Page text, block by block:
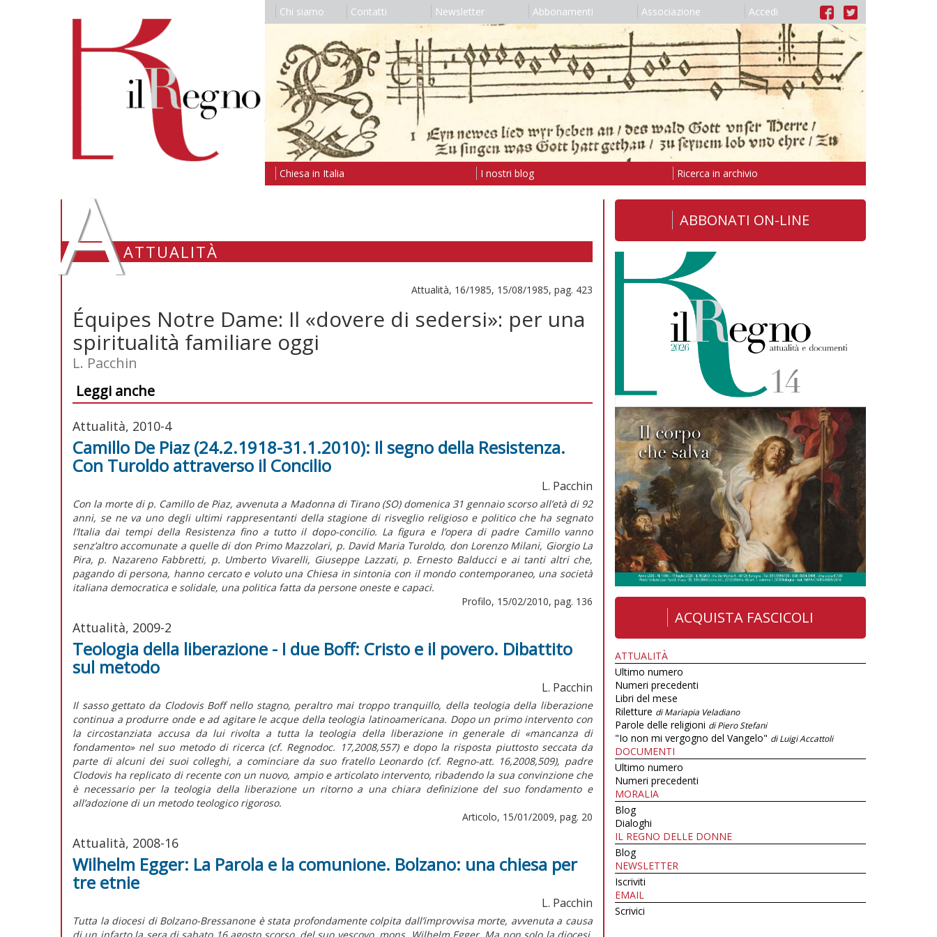
Chi siamo Contatti Newsletter Abbonamenti Associazione Accedi
Chiesa in Italia I nostri blog Ricerca in archivio
AATTUALITÀ
Attualità, 16/1985, 15/08/1985, pag. 423
Équipes Notre Dame: Il «dovere di sedersi»: per una
spiritualità familiare oggi
L. Pacchin
Leggi anche
Attualità, 2010-4
Camillo De Piaz (24.2.1918-31.1.2010): Il segno della Resistenza.
Con Turoldo attraverso il Concilio
L. Pacchin
Con la morte di p. Camillo de Piaz, avvenuta a Madonna di Tirano (SO) domenica 31 gennaio scorso all’età di 92
anni, se ne va uno degli ultimi rappresentanti della stagione di risveglio religioso e politico che ha segnato
l’Italia dai tempi della Resistenza fino a tutto il dopo-concilio. La figura e l’opera di padre Camillo vanno
senz’altro accomunate a quelle di don Primo Mazzolari, p. David Maria Turoldo, don Lorenzo Milani, Giorgio La
Pira, p. Nazareno Fabbretti, p. Umberto Vivarelli, Giuseppe Lazzati, p. Ernesto Balducci e ai tanti altri che,
pagando di persona, hanno cercato e voluto una Chiesa in sintonia con il mondo contemporaneo, una società
italiana democratica e solidale, una politica fatta da persone oneste e capaci.
Profilo, 15/02/2010, pag. 136
Attualità, 2009-2
Teologia della liberazione - I due Boff: Cristo e il povero. Dibattito
sul metodo
L. Pacchin
Il sasso gettato da Clodovis Boff nello stagno, peraltro mai troppo tranquillo, della teologia della liberazione
continua a produrre onde e ad agitare le acque della teologia latinoamericana. Dopo un primo intervento con
la circostanziata accusa da lui rivolta a tutta la teologia della liberazione in generale di «mancanza di
fondamento» nel suo metodo di ricerca (cf. Regnodoc. 17,2008,557) e dopo la risposta piuttosto seccata da
parte di alcuni dei suoi colleghi, a cominciare da suo fratello Leonardo (cf. Regno-att. 16,2008,509), padre
Clodovis ha replicato di recente con un nuovo, ampio e articolato intervento, ribadendo la sua convinzione che
è necessario per la teologia della liberazione un ritorno a una chiara definizione del suo fondamento e
all’adozione di un metodo teologico rigoroso.
Articolo, 15/01/2009, pag. 20
Attualità, 2008-16
Wilhelm Egger: La Parola e la comunione. Bolzano: una chiesa per
tre etnie
L. Pacchin
Tutta la diocesi di Bolzano-Bressanone è stata profondamente colpita dall’improvvisa morte, avvenuta a causa
di un infarto la sera di sabato 16 agosto scorso, del suo vescovo, mons. Wilhelm Egger. Ma non solo la diocesi.
ABBONATI ON-LINE
ACQUISTA FASCICOLI
ATTUALITÀ
Ultimo numero
Numeri precedenti
Libri del mese
Riletture di Mariapia Veladiano
Parole delle religioni di Piero Stefani
"Io non mi vergogno del Vangelo" di Luigi Accattoli
DOCUMENTI
Ultimo numero
Numeri precedenti
MORALIA
Blog
Dialoghi
IL REGNO DELLE DONNE
Blog
NEWSLETTER
Iscriviti
EMAIL
Scrivici